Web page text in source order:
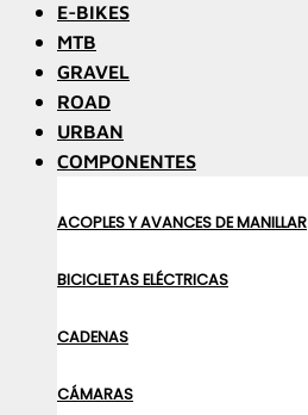
E-BIKES
MTB
GRAVEL
ROAD
URBAN
COMPONENTES
ACOPLES Y AVANCES DE MANILLAR
BICICLETAS ELÉCTRICAS
CADENAS
CÁMARAS